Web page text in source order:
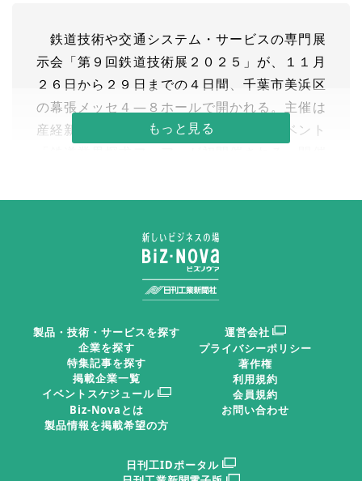
鉄道技術や交通システム・サービスの専門展
示会「第９回鉄道技術展２０２５」が、１１月
２６日から２９日までの４日間、千葉市美浜区
の幕張メッセ４—８ホールで開かれる。主催は
産経新聞社。今回はリクルーティングイベント
で。入場料は２０００円（招待券持参者・イン
日刊工業新聞2025年11月20日 掲載
追求
鉄道・交通の最前線 終結／技術者交流
ステム、インフラ整備、電
製品・技術・サービスを探す
企業を探す
特集記事を探す
掲載企業一覧
イベントスケジュール
Biz-Novaとは
製品情報を掲載希望の方
運営会社
プライバシーポリシー
著作権
利用規約
会員規約
お問い合わせ
日刊工IDポータル